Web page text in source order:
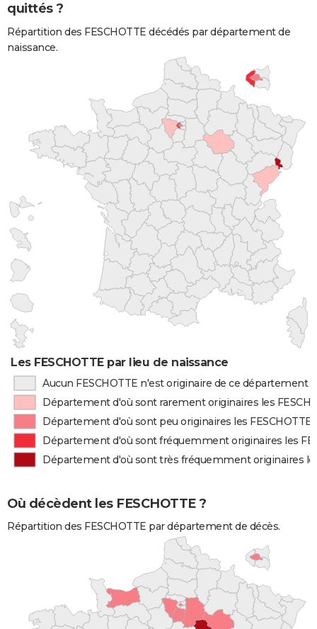
quittés ?
Répartition des FESCHOTTE décédés par département de
naissance.
Les FESCHOTTE par lieu de naissance
Aucun FESCHOTTE n'est originaire de ce département
Département d'où sont rarement originaires les
Département d'où sont peu originaires les FESCHOTTE
Département d'où sont fréquemment originaires les
Département d'où sont très fréquemment originaires
Où décèdent les FESCHOTTE ?
Répartition des FESCHOTTE par département de décès.